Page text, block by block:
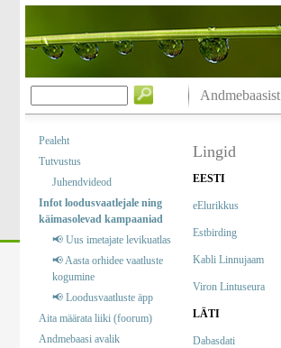
Andmebaasist
Pealeht
Tutvustus
Juhendvideod
Infot loodusvaatlejale ning
käimasolevad kampaaniad
📢 Uus imetajate levikuatlas
📢 Aasta orhidee vaatluste
kogumine
📢 Loodusvaatluste äpp
Aita määrata liiki (foorum)
Andmebaasi avalik
Lingid
EESTI
eElurikkus
Estbirding
Kabli Linnujaam
Viron Lintuseura
LÄTI
Dabasdati